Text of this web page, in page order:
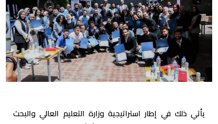
يأتي ذلك في إطار استراتيجية وزارة التعليم العالي والبحث